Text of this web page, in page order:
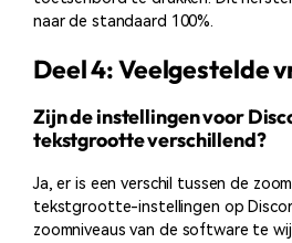
naar de standaard 100%.
Deel 4: Veelgestelde
Zijn de instellingen voor
tekstgrootte verschillend?
Ja, er is een verschil tussen de
tekstgrootte-instellingen op
zoomniveaus van de software te